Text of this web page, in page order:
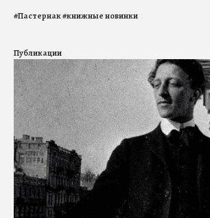
#Пастернак#книжные новинки
Публикации